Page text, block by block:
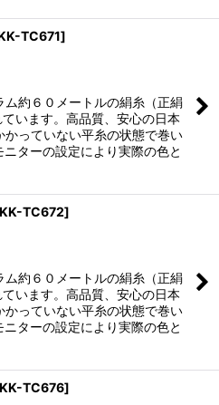
TC671]
ム約６０メートルの絹糸（正絹
います。高品質、安心の日本
かっていない平糸の状態で巻い
ターの設定により実際の色と
KK-TC672]
ム約６０メートルの絹糸（正絹
います。高品質、安心の日本
かっていない平糸の状態で巻い
ターの設定により実際の色と
KK-TC676]